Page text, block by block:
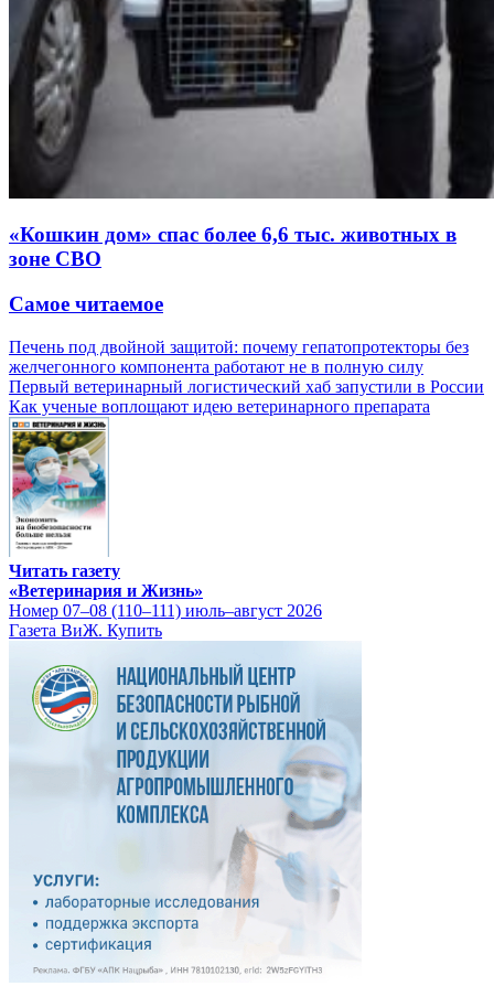
«Кошкин дом» спас более 6,6 тыс. животных в
зоне СВО
Самое читаемое
Печень под двойной защитой: почему гепатопротекторы без
желчегонного компонента работают не в полную силу
Первый ветеринарный логистический хаб запустили в России
Как ученые воплощают идею ветеринарного препарата
Читать газету
«Ветеринария и Жизнь»
Номер 07–08 (110–111) июль–август 2026
Газета ВиЖ. Купить